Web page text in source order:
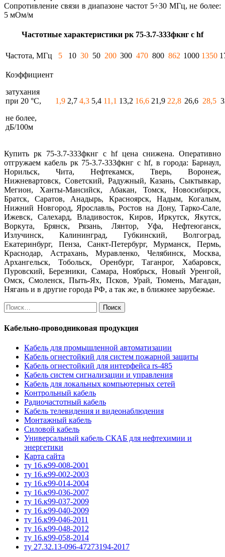
Сопротивление связи в диапазоне частот 5÷30 МГц, не более:
5 мОм/м
Частотные характеристики рк 75-3.7-333фкнг с hf
Частота, МГц 5 10 30 50 200 300 470 800 862 1000 1350
Коэффициент
затухания
при 20 °С,
не более,
дБ/100м
1,9 2,7 4,3 5,4 11,1 13,2 16,6 21,9 22,8 26,6 28,5
Купить рк 75-3.7-333фкнг с hf цена снижена. Оперативно
отгружаем кабель рк 75-3.7-333фкнг с hf, в города: Барнаул,
Норильск, Чита, Нефтекамск, Тверь, Воронеж,
Нижневартовск, Советский, Радужный, Казань, Сыктывкар,
Мегион, Ханты-Мансийск, Абакан, Томск, Новосибирск,
Братск, Саратов, Анадырь, Красноярск, Надым, Когалым,
Нижний Новгород, Ярославль, Ростов на Дону, Тарко-Сале,
Ижевск, Салехард, Владивосток, Киров, Иркутск, Якутск,
Воркута, Брянск, Рязань, Лянтор, Уфа, Нефтеюганск,
Излучинск, Калининград, Губкинский, Волгоград,
Екатеринбург, Пенза, Санкт-Петербург, Мурманск, Пермь,
Краснодар, Астрахань, Муравленко, Челябинск, Москва,
Архангельск, Тобольск, Оренбург, Таганрог, Хабаровск,
Пуровский, Березники, Самара, Ноябрьск, Новый Уренгой,
Омск, Смоленск, Пыть-Ях, Псков, Урай, Тюмень, Магадан,
Нягань и в другие города РФ, а так же, в ближнее зарубежье.
Найти:
Кабельно-проводниковая продукция
Кабель для промышленной автоматизации
Кабель огнестойкий для систем пожарной защиты
Кабель огнестойкий для интерфейса rs-485
Кабель систем сигнализации и управления
Кабель для локальных компьютерных сетей
Контрольный кабель
Радиочастотный кабель
Кабель телевидения и видеонаблюдения
Монтажный кабель
Силовой кабель
Универсальный кабель СКАБ для нефтехимии и
энергетики
Карта сайта
ту 16.к99-008-2001
ту 16.к99-002-2003
ту 16.к99-014-2004
ту 16.к99-036-2007
ту 16.к99-037-2009
ту 16.к99-040-2009
ту 16.к99-046-2011
ту 16.к99-048-2012
ту 16.к99-058-2014
ту 27.32.13-096-47273194-2017